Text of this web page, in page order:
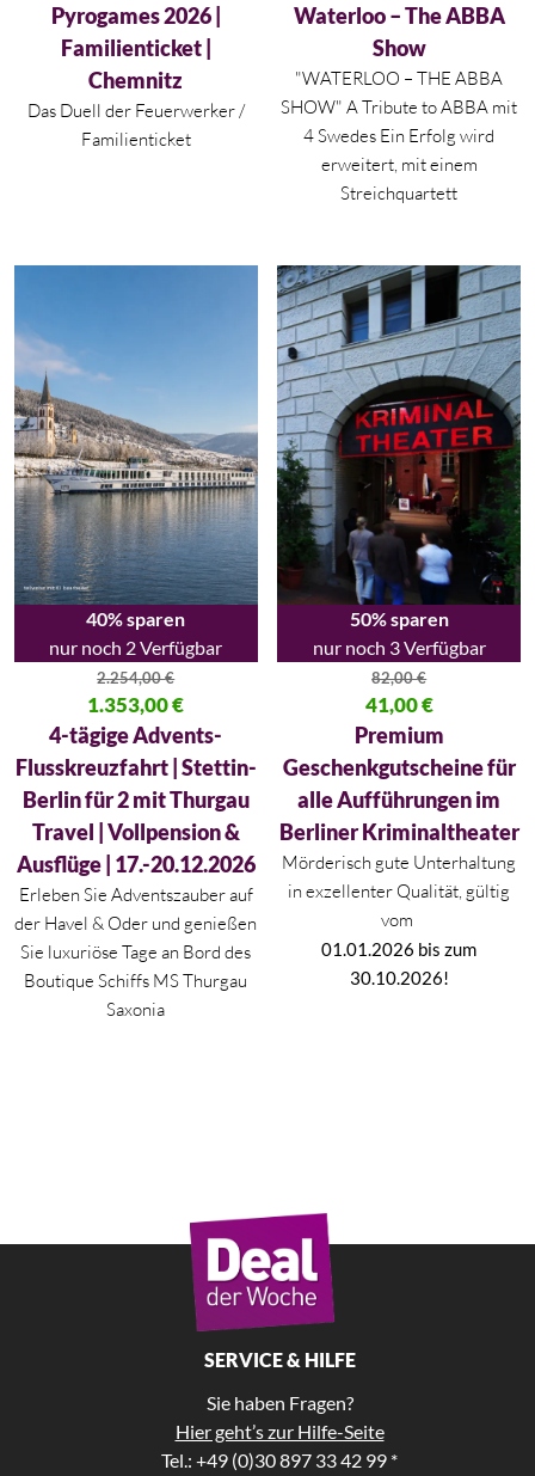
Aktueller Preis ist: 56,00 €.
Pyrogames 2026 |
Familienticket |
Chemnitz
Das Duell der Feuerwerker /
Familienticket
Aktueller Preis ist: 26,20 €.
Waterloo – The ABBA
Show
"WATERLOO – THE ABBA
SHOW" A Tribute to ABBA mit
4 Swedes Ein Erfolg wird
erweitert, mit einem
Streichquartett
40% sparen
nur noch 2 Verfügbar
2.254,00€
Ursprünglicher Preis war: 2.254,00 €
1.353,00€
Aktueller Preis ist: 1.353,00 €.
4-tägige Advents-
Flusskreuzfahrt | Stettin-
Berlin für 2 mit Thurgau
Travel | Vollpension &
Ausflüge | 17.-20.12.2026
Erleben Sie Adventszauber auf
der Havel & Oder und genießen
Sie luxuriöse Tage an Bord des
Boutique Schiffs MS Thurgau
Saxonia
50% sparen
nur noch 3 Verfügbar
82,00€
Ursprünglicher Preis war:
41,00€
Aktueller Preis ist: 41,00 €.
Premium
Geschenkgutscheine für
alle Aufführungen im
Berliner Kriminaltheater
Mörderisch gute Unterhaltung
in exzellenter Qualität, gültig
vom
01.01.2026 bis zum
30.10.2026!
SERVICE & HILFE
Sie haben Fragen?
Hier geht’s zur Hilfe-Seite
Tel.: +49 (0)30 897 33 42 99 *